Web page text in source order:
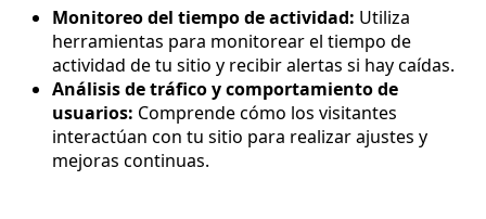
Monitoreo del tiempo de actividad: Utiliza
herramientas para monitorear el tiempo de
actividad de tu sitio y recibir alertas si hay caídas.
Análisis de tráfico y comportamiento de
usuarios: Comprende cómo los visitantes
interactúan con tu sitio para realizar ajustes y
mejoras continuas.